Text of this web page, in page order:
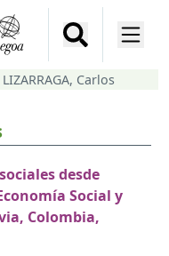
Carlos
desde
Social y
Colombia,